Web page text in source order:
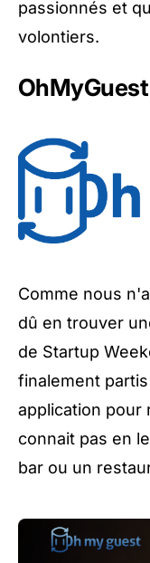
passionnés et
volontiers.
OhMyGuest
Comme nous
dû en trouver
de Startup
finalement
application pour
connait pas en
bar ou un